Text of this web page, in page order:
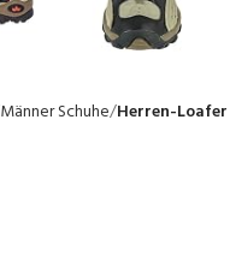
Männer Schuhe Herren-Loafer